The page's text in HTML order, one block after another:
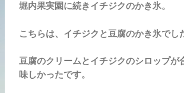
堀内果実園に続きイチジクのかき氷。
こちらは、イチジクと豆腐のかき氷でし
豆腐のクリームとイチジクのシロップが
味しかったです。